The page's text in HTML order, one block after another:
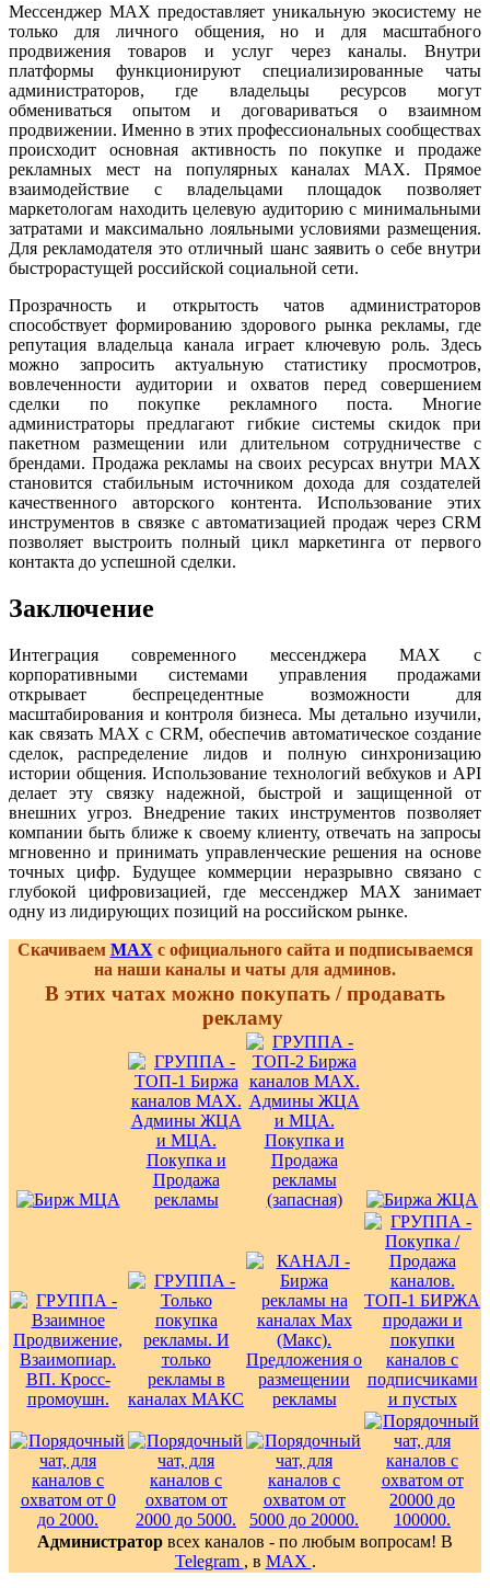
Мессенджер MAX предоставляет уникальную экосистему не
только для личного общения, но и для масштабного
продвижения товаров и услуг через каналы. Внутри
платформы функционируют специализированные чаты
администраторов, где владельцы ресурсов могут
обмениваться опытом и договариваться о взаимном
продвижении. Именно в этих профессиональных сообществах
происходит основная активность по покупке и продаже
рекламных мест на популярных каналах MAX. Прямое
взаимодействие с владельцами площадок позволяет
маркетологам находить целевую аудиторию с минимальными
затратами и максимально лояльными условиями размещения.
Для рекламодателя это отличный шанс заявить о себе внутри
быстрорастущей российской социальной сети.
Прозрачность и открытость чатов администраторов
способствует формированию здорового рынка рекламы, где
репутация владельца канала играет ключевую роль. Здесь
можно запросить актуальную статистику просмотров,
вовлеченности аудитории и охватов перед совершением
сделки по покупке рекламного поста. Многие
администраторы предлагают гибкие системы скидок при
пакетном размещении или длительном сотрудничестве с
брендами. Продажа рекламы на своих ресурсах внутри MAX
становится стабильным источником дохода для создателей
качественного авторского контента. Использование этих
инструментов в связке с автоматизацией продаж через CRM
позволяет выстроить полный цикл маркетинга от первого
контакта до успешной сделки.
Заключение
Интеграция современного мессенджера MAX с
корпоративными системами управления продажами
открывает беспрецедентные возможности для
масштабирования и контроля бизнеса. Мы детально изучили,
как связать MAX с CRM, обеспечив автоматическое создание
сделок, распределение лидов и полную синхронизацию
истории общения. Использование технологий вебхуков и API
делает эту связку надежной, быстрой и защищенной от
внешних угроз. Внедрение таких инструментов позволяет
компании быть ближе к своему клиенту, отвечать на запросы
мгновенно и принимать управленческие решения на основе
точных цифр. Будущее коммерции неразрывно связано с
глубокой цифровизацией, где мессенджер MAX занимает
одну из лидирующих позиций на российском рынке.
Скачиваем MAX с официального сайта и подписываемся
на наши каналы и чаты для админов.
В этих чатах можно покупать / продавать
рекламу
Администратор всех каналов - по любым вопросам! В
Telegram , в MAX .